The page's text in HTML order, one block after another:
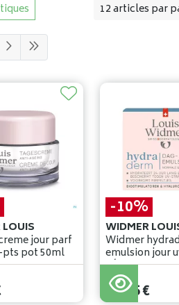
jour parf
hydra ps-pts pot 50ml
-10%
WIDMER
Widmer hydrad
emulsion jour
n/parf 50ml
34,50
31,05€